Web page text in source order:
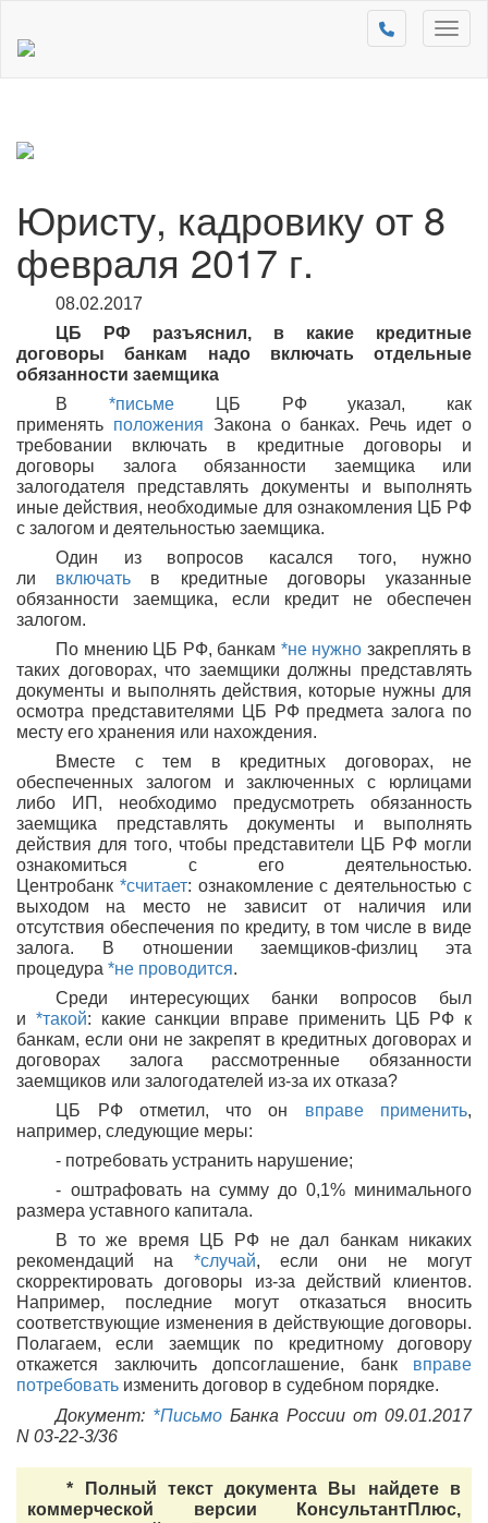
Юристу, кадровику от 8
февраля 2017 г.
08.02.2017
ЦБ РФ разъяснил, в какие кредитные
договоры банкам надо включать отдельные
обязанности заемщика
В*письме ЦБ РФ указал, как
применять положения Закона о банках. Речь идет о
требовании включать в кредитные договоры и
договоры залога обязанности заемщика или
залогодателя представлять документы и выполнять
иные действия, необходимые для ознакомления ЦБ РФ
с залогом и деятельностью заемщика.
Один из вопросов касался того, нужно
ли включать в кредитные договоры указанные
обязанности заемщика, если кредит не обеспечен
залогом.
По мнению ЦБ РФ, банкам *не нужно закреплять в
таких договорах, что заемщики должны представлять
документы и выполнять действия, которые нужны для
осмотра представителями ЦБ РФ предмета залога по
месту его хранения или нахождения.
Вместе с тем в кредитных договорах, не
обеспеченных залогом и заключенных с юрлицами
либо ИП, необходимо предусмотреть обязанность
заемщика представлять документы и выполнять
действия для того, чтобы представители ЦБ РФ могли
ознакомиться с его деятельностью.
Центробанк *считает: ознакомление с деятельностью с
выходом на место не зависит от наличия или
отсутствия обеспечения по кредиту, в том числе в виде
залога. В отношении заемщиков-физлиц эта
процедура *не проводится.
Среди интересующих банки вопросов был
и *такой: какие санкции вправе применить ЦБ РФ к
банкам, если они не закрепят в кредитных договорах и
договорах залога рассмотренные обязанности
заемщиков или залогодателей из-за их отказа?
ЦБ РФ отметил, что он вправе применить,
например, следующие меры:
- потребовать устранить нарушение;
- оштрафовать на сумму до 0,1% минимального
размера уставного капитала.
В то же время ЦБ РФ не дал банкам никаких
рекомендаций на *случай, если они не могут
скорректировать договоры из-за действий клиентов.
Например, последние могут отказаться вносить
соответствующие изменения в действующие договоры.
Полагаем, если заемщик по кредитному договору
откажется заключить допсоглашение, банк вправе
потребовать изменить договор в судебном порядке.
Документ: *ПисьмоБанка России от 09.01.2017
N 03-22-3/36
* Полный текст документа Вы найдете в
коммерческой версии КонсультантПлюс,